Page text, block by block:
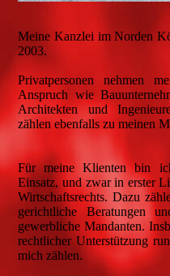
Meine Kanzlei im Norden
2003.
Privatpersonen nehmen
Anspruch wie
Architekten und
zählen ebenfalls zu meinen
Für meine Klienten bin
Einsatz, und zwar in erster
Wirtschaftsrechts. Dazu
gerichtliche Beratungen
gewerbliche Mandanten.
rechtlicher Unterstützung
mich zählen.